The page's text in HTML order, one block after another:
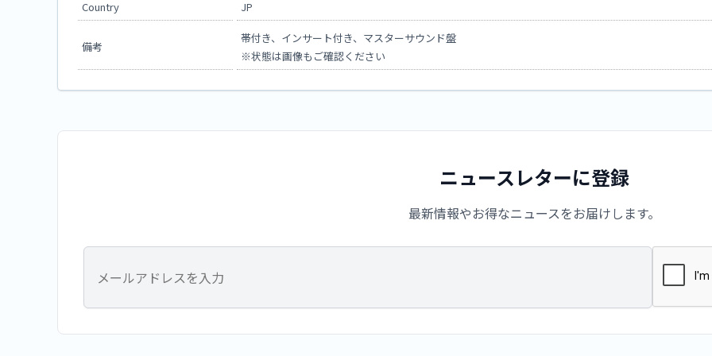
Country JP
備考
帯付き、インサート付き、マスターサウンド盤
※状態は画像もご確認ください
ニュースレターに登録
最新情報やお得なニュースをお届けします。